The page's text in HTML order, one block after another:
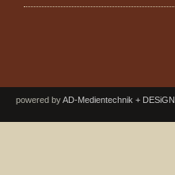
powered byAD-Medientechnik + DESiGN